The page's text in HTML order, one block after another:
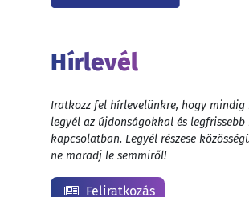
Hírlevél
Iratkozz fel hírlevelünkre, hogy mindig
legyél az újdonságokkal és
kapcsolatban. Legyél részese
ne maradj le semmiről!
Feliratkozás